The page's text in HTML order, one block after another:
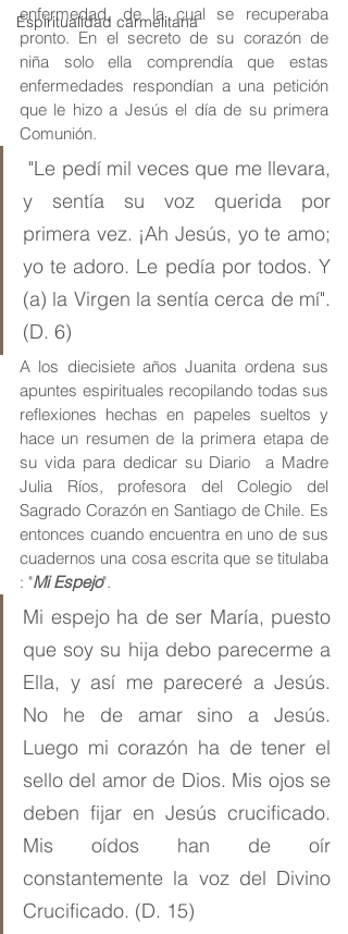
Espiritualidad carmelitana
enfermedad, de la cual se recuperaba
pronto. En el secreto de su corazón de
niña solo ella comprendía que estas
enfermedades respondían a una petición
que le hizo a Jesús el día de su primera
Comunión.
y sentía su voz querida por
primera vez. ¡Ah Jesús, yo te amo;
yo te adoro. Le pedía por todos. Y
(a) la Virgen la sentía cerca de mí".
(D. 6)
A los diecisiete años Juanita ordena sus
apuntes espirituales recopilando todas sus
reflexiones hechas en papeles sueltos y
hace un resumen de la primera etapa de
su vida para dedicar su Diario  a Madre
Julia Ríos, profesora del Colegio del
Sagrado Corazón en Santiago de Chile. Es
entonces cuando encuentra en uno de sus
cuadernos una cosa escrita que se titulaba
: "Mi Espejo".
Mi espejo ha de ser María, puesto
que soy su hija debo parecerme a
Ella, y así me pareceré a Jesús.
No he de amar sino a Jesús.
Luego mi corazón ha de tener el
sello del amor de Dios. Mis ojos se
deben fijar en Jesús crucificado.
Mis oídos han de oír
constantemente la voz del Divino
Crucificado. (D. 15)